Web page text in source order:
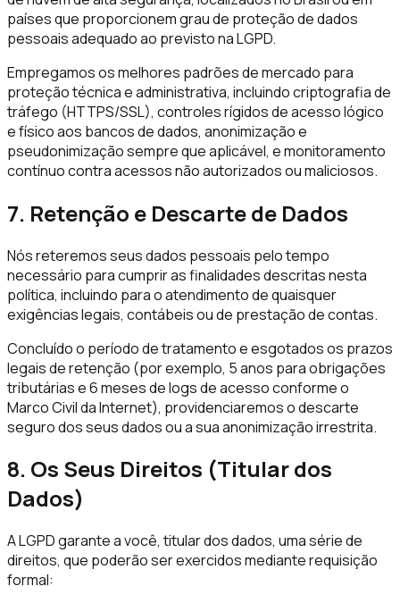
países que proporcionem grau de proteção de dados
pessoais adequado ao previsto na LGPD.
Empregamos os melhores padrões de mercado para
proteção técnica e administrativa, incluindo criptografia de
tráfego (HTTPS/SSL), controles rígidos de acesso lógico
e físico aos bancos de dados, anonimização e
pseudonimização sempre que aplicável, e monitoramento
contínuo contra acessos não autorizados ou maliciosos.
7. Retenção e Descarte de Dados
Nós reteremos seus dados pessoais pelo tempo
necessário para cumprir as finalidades descritas nesta
política, incluindo para o atendimento de quaisquer
exigências legais, contábeis ou de prestação de contas.
Concluído o período de tratamento e esgotados os prazos
legais de retenção (por exemplo, 5 anos para obrigações
tributárias e 6 meses de logs de acesso conforme o
Marco Civil da Internet), providenciaremos o descarte
seguro dos seus dados ou a sua anonimização irrestrita.
8. Os Seus Direitos (Titular dos
Dados)
A LGPD garante a você, titular dos dados, uma série de
direitos, que poderão ser exercidos mediante requisição
formal: